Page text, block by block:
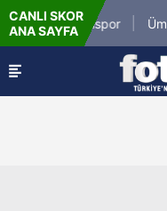
CANLI SKOR
ANA SAYFA
İstanbulspor